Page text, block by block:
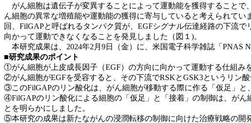
がん細胞は遺伝子が変異することによって運動能を獲得することで
ん細胞の異常な増殖能や運動能の獲得に寄与していると考えられて
回、FilGAPと呼ばれるタンパク質が、EGFシグナル伝達経路の下流
向かって運動できなくなることを発見しました（図１)。
本研究成果は、2024年2月9日（金）に、米国電子科学雑誌「PNAS
■研究成果のポイント
①がん細胞が上皮成長因子（EGF）の方向に向かって運動する仕組み
②がん細胞がEGFを受容すると、その下流でRSKとGSK3というリン
③このFilGAPのリン酸化は、がん細胞が移動する際に作る「仮足」と
④FilGAPのリン酸化による細胞の「仮足」と「接着」の制御は、が
とを明らかにしました。
⑤本研究の成果は新たながんの浸潤転移の制御に向けた治療戦略の開